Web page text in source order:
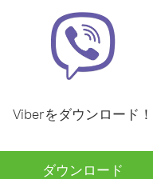
Viberをダウンロード！
ダウンロード